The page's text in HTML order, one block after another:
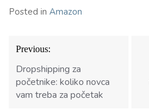
Posted in Amazon
Кретање
чланка
Previous:
Dropshipping za
početnike: koliko novca
vam treba za početak